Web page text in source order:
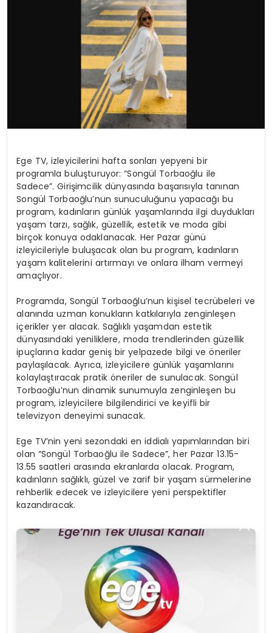
Ege TV, izleyicilerini hafta sonları yepyeni bir
programla buluşturuyor: “Songül Torbaoğlu ile
Sadece”. Girişimcilik dünyasında başarısıyla tanınan
Songül Torbaoğlu’nun sunuculuğunu yapacağı bu
program, kadınların günlük yaşamlarında ilgi duydukları
yaşam tarzı, sağlık, güzellik, estetik ve moda gibi
birçok konuya odaklanacak. Her Pazar günü
izleyicileriyle buluşacak olan bu program, kadınların
yaşam kalitelerini artırmayı ve onlara ilham vermeyi
amaçlıyor.
Programda, Songül Torbaoğlu’nun kişisel tecrübeleri ve
alanında uzman konukların katkılarıyla zenginleşen
içerikler yer alacak. Sağlıklı yaşamdan estetik
dünyasındaki yeniliklere, moda trendlerinden güzellik
ipuçlarına kadar geniş bir yelpazede bilgi ve öneriler
paylaşılacak. Ayrıca, izleyicilere günlük yaşamlarını
kolaylaştıracak pratik öneriler de sunulacak. Songül
Torbaoğlu’nun dinamik sunumuyla zenginleşen bu
program, izleyicilere bilgilendirici ve keyifli bir
televizyon deneyimi sunacak.
Ege TV’nin yeni sezondaki en iddialı yapımlarından biri
olan “Songül Torbaoğlu ile Sadece”, her Pazar 13.15-
13.55 saatleri arasında ekranlarda olacak. Program,
kadınların sağlıklı, güzel ve zarif bir yaşam sürmelerine
rehberlik edecek ve izleyicilere yeni perspektifler
kazandıracak.